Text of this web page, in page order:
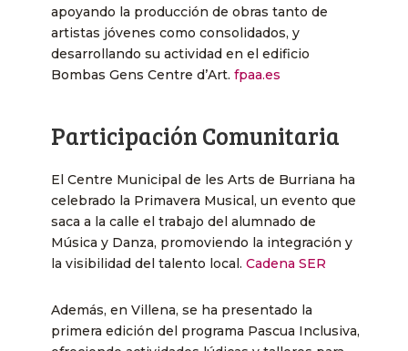
apoyando la producción de obras tanto de
artistas jóvenes como consolidados, y
desarrollando su actividad en el edificio
Bombas Gens Centre d’Art. ​ fpaa.es
Participación Comunitaria
El Centre Municipal de les Arts de Burriana ha
celebrado la Primavera Musical, un evento que
saca a la calle el trabajo del alumnado de
Música y Danza, promoviendo la integración y
la visibilidad del talento local. ​ Cadena SER
Además, en Villena, se ha presentado la
primera edición del programa Pascua Inclusiva,